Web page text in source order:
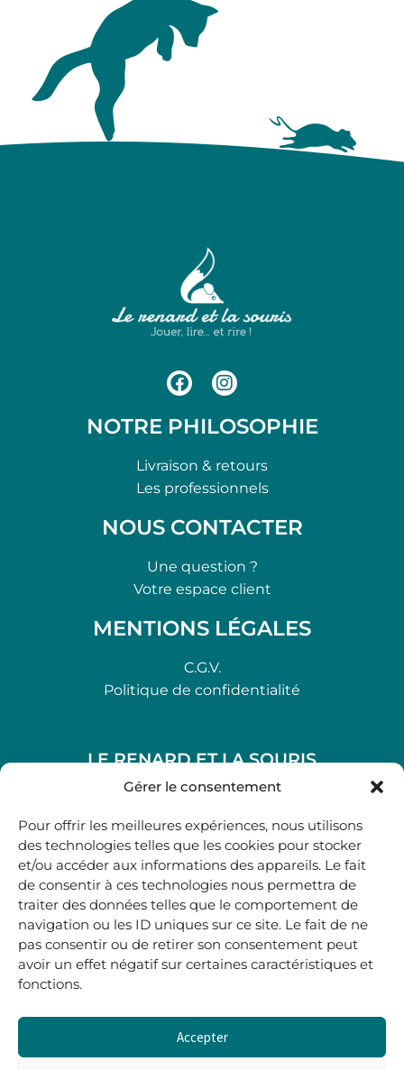
Gérer le consentement
Pour offrir les meilleures expériences, nous utilisons
des technologies telles que les cookies pour stocker
et/ou accéder aux informations des appareils. Le fait
de consentir à ces technologies nous permettra de
traiter des données telles que le comportement de
navigation ou les ID uniques sur ce site. Le fait de ne
pas consentir ou de retirer son consentement peut
avoir un effet négatif sur certaines caractéristiques et
fonctions.
Accepter
NOTRE PHILOSOPHIE
Livraison & retours
Les professionnels
NOUS CONTACTER
Une question ?
Votre espace client
MENTIONS LÉGALES
C.G.V.
Politique de confidentialité
LE RENARD ET LA SOURIS
48, rue Maubec 33210 LANGON
05 40 41 37 18
.
MARDI AU SAMEDI
10H00-12H45 | 14H00 -19H00
boutique@lerenardetlasouris.com